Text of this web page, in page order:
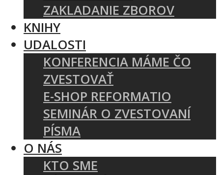
ZAKLADANIE ZBOROV
KNIHY
UDALOSTI
KONFERENCIA MÁME ČO
ZVESTOVAŤ
E-SHOP REFORMATIO
SEMINÁR O ZVESTOVANÍ
PÍSMA
O NÁS
KTO SME